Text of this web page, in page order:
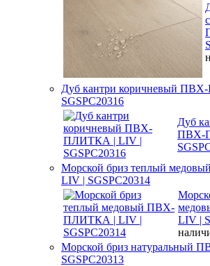
Дуб кантри коричневый
SGSPC20316
Дуб
ПВХ-
Морской бриз теплый
LIV | SGSPC20314
LIV |
Морской бриз натуральный
SGSPC20313